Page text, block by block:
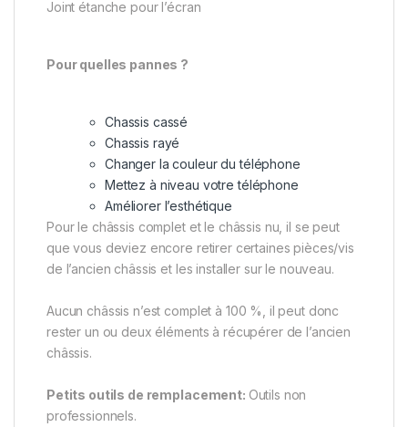
Joint étanche pour l’écran
Pour quelles pannes ?
Chassis cassé
Chassis rayé
Changer la couleur du téléphone
Mettez à niveau votre téléphone
Améliorer l’esthétique
Pour le châssis complet et le châssis nu, il se peut
que vous deviez encore retirer certaines pièces/vis
de l’ancien châssis et les installer sur le nouveau.
Aucun châssis n’est complet à 100 %, il peut donc
rester un ou deux éléments à récupérer de l’ancien
châssis.
Petits outils de remplacement: Outils non
professionnels.